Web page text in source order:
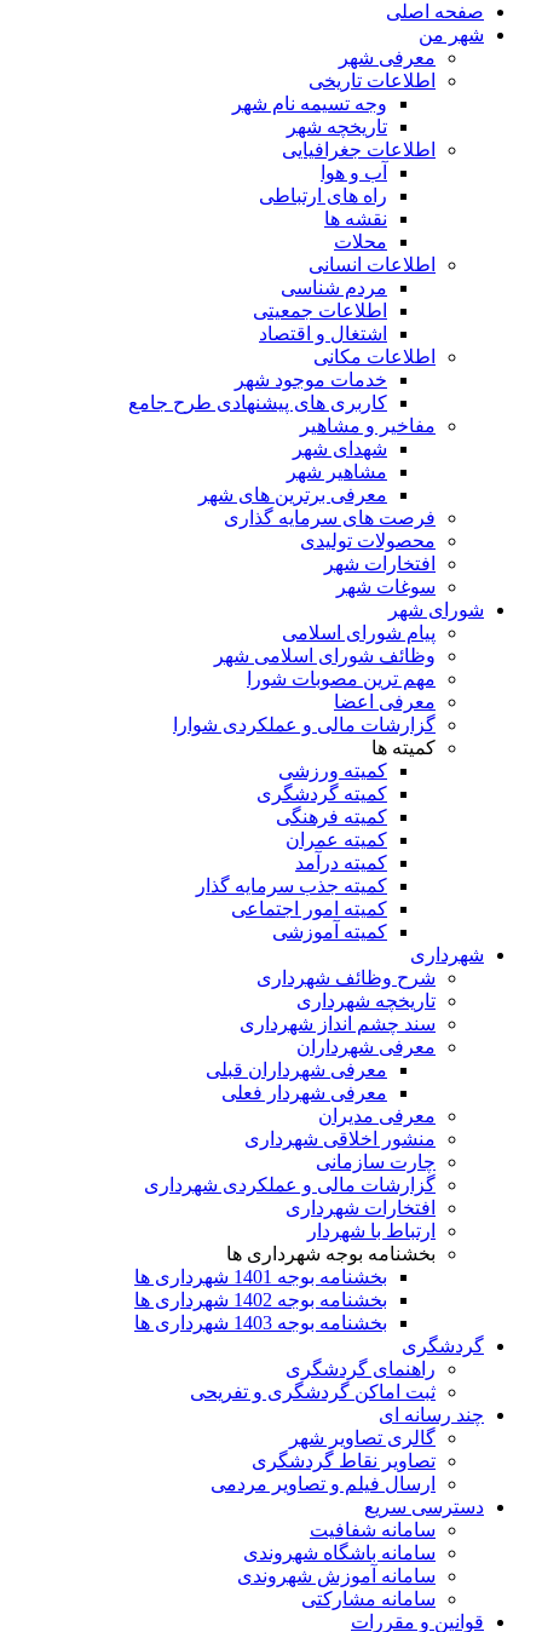
صفحه اصلی
شهر من
معرفی شهر
اطلاعات تاریخی
وجه تسیمه نام شهر
تاریخچه شهر
اطلاعات جغرافیایی
آب و هوا
راه های ارتباطی
نقشه ها
محلات
اطلاعات انسانی
مردم شناسی
اطلاعات جمعیتی
اشتغال و اقتصاد
اطلاعات مکانی
خدمات موجود شهر
کاربری های پیشنهادی طرح جامع
مفاخیر و مشاهیر
شهدای شهر
مشاهیر شهر
معرفی برترین های شهر
فرصت های سرمایه گذاری
محصولات تولیدی
افتخارات شهر
سوغات شهر
شورای شهر
پیام شورای اسلامی
وظائف شورای اسلامی شهر
مهم ترین مصوبات شورا
معرفی اعضا
گزارشات مالی و عملکردی شوارا
کمیته ها
کمیته ورزشی
کمیته گردشگری
کمیته فرهنگی
کمیته عمران
کمیته درآمد
کمیته جذب سرمایه گذار
کمیته امور اجتماعی
کمیته آموزشی
شهرداری
شرح وظائف شهرداری
تاریخچه شهرداری
سند چشم انداز شهرداری
معرفی شهرداران
معرفی شهرداران قبلی
معرفی شهردار فعلی
معرفی مدیران
منشور اخلاقی شهرداری
چارت سازمانی
گزارشات مالی و عملکردی شهرداری
افتخارات شهرداری
ارتباط با شهردار
بخشنامه بوجه شهرداری ها
بخشنامه بوجه 1401 شهرداری ها
بخشنامه بوجه 1402 شهرداری ها
بخشنامه بوجه 1403 شهرداری ها
گردشگری
راهنمای گردشگری
ثبت اماکن گردشگری و تفریحی
چند رسانه ای
گالری تصاویر شهر
تصاویر نقاط گردشگری
ارسال فیلم و تصاویر مردمی
دسترسی سریع
سامانه شفافیت
سامانه باشگاه شهروندی
سامانه آموزش شهروندی
سامانه مشارکتی
قوانین و مقررات